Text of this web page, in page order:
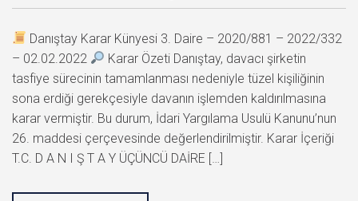
Danıştay Karar Künyesi 3. Daire – 2020/881 – 2022/332
– 02.02.2022
Karar Özeti Danıştay, davacı şirketin
tasfiye sürecinin tamamlanması nedeniyle tüzel kişiliğinin
sona erdiği gerekçesiyle davanın işlemden kaldırılmasına
karar vermiştir. Bu durum, İdari Yargılama Usulü Kanunu’nun
26. maddesi çerçevesinde değerlendirilmiştir. Karar İçeriği
T.C. D A N I Ş T A Y ÜÇÜNCÜ DAİRE […]